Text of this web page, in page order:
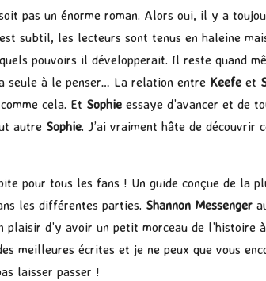
pas un énorme roman. Alors oui, il y a
les lecteurs sont tenus en haleine mais
pouvoirs il développerait. Il reste quand
seule à le penser… La relation entre Keefe et
cela. Et Sophie essaye d’avancer et de
autre Sophie. J’ai vraiment hâte de découvrir
pour tous les fans ! Un guide conçue de la
les différentes parties. Shannon Messenger
plaisir d’y avoir un petit morceau de
meilleures écrites et je ne peux que vous
laisser passer !